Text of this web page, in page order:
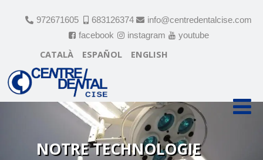
972671605 683126374
info@centredentalcise.com
facebook
instagram youtube
CATALÀ ESPAÑOL ENGLISH
NOTRE TECHNOLOGIE